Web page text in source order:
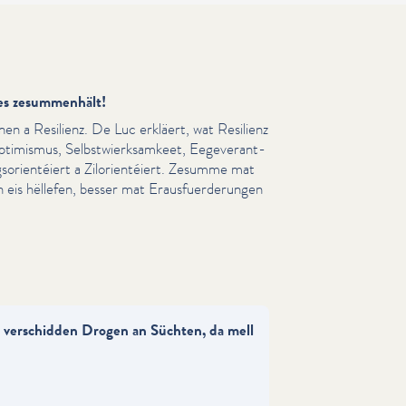
zesummenhält!
a Resilienz. De Luc erkläert, wat Resilienz
Selb­st­wierk­sam­keet, Eegev­er­ant­
a Zilo­ri­en­téiert. Zesumme mat
hëllefen, besser mat Eraus­fuerderun­gen
Drogen an Süchten, da mell